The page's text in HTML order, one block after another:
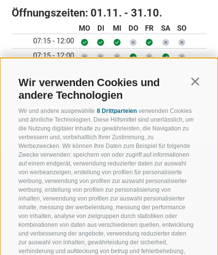
Wir verwenden Cookies und
andere Technologien
Wir und andere ausgewählte 8 Drittparteien verwenden Cookies
und ähnliche Technologien. Diese Hilfsmittel sind unerlässlich, um
die Nutzung digitaler Inhalte zu gewährleisten, die Navigation zu
verbessern und, vorbehaltlich Ihrer Zustimmung, zu
Werbezwecken. Wir können Ihre Daten zum Beispiel für folgende
Zwecke verwenden: speichern von oder zugriff auf informationen
auf einem endgerät, verwendung reduzierter daten zur auswahl
von werbeanzeigen, erstellung von profilen für personalisierte
werbung, verwendung von profilen zur auswahl personalisierter
werbung, erstellung von profilen zur personalisierung von
inhalten, verwendung von profilen zur auswahl personalisierter
inhalte, messung der werbeleistung, messung der performance
von inhalten, analyse von zielgruppen durch statistiken oder
kombinationen von daten aus verschiedenen quellen, entwicklung
und verbesserung der angebote, verwendung reduzierter daten
zur auswahl von inhalten, gewährleistung der sicherheit,
verhinderung und aufdeckung von betrug und fehlerbehebung,
Öffnungszeiten: 01.11. - 31.10.
MO DI MI DO FR SA
SO
07:15 - 12:00
07:15 - 12:00
15:00 - 18:30
ZURÜCK
WILLKOMMEN IN DER
FERIENREGION RATSCHINGS
JAUFENTAL
RATSCHINGS
SPORT UND
MENGE
SKIFAHREN
WANDERN